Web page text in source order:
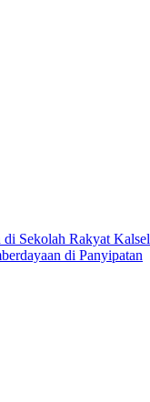
Sekolah Rakyat Kalsel
di Panyipatan